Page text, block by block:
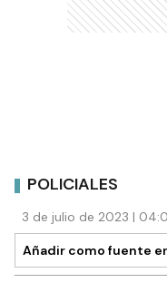
POLICIALES
3 de julio de 2023 |
Añadir como fuente